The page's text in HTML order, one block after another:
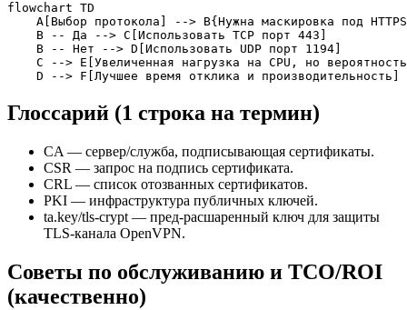
flowchart TD
A[Выбор протокола] --> B{Нужна маскировка под
    B -- Да --> C[Использовать TCP порт 443]
    B -- Нет --> D[Использовать UDP порт 1194]
C --> E[Увеличенная нагрузка на CPU, но
    D --> F[Лучшее время отклика и производительность]
Глоссарий (1 строка на термин)
CA — сервер/служба, подписывающая сертификаты.
CSR — запрос на подпись сертификата.
CRL — список отозванных сертификатов.
PKI — инфраструктура публичных ключей.
ta.key/tls-crypt — пред-расшаренный ключ для защиты
TLS-канала OpenVPN.
Советы по обслуживанию и TCO/ROI
(качественно)